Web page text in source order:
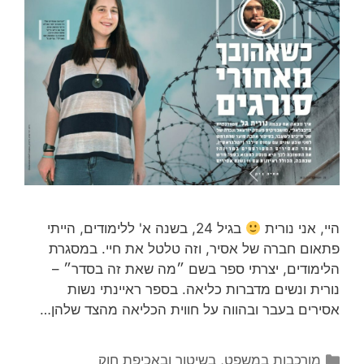
היי, אני נורית
בגיל 24, בשנה א' ללימודים, הייתי
פתאום חברה של אסיר, וזה טלטל את חיי. במסגרת
הלימודים, יצרתי ספר בשם ״מה שאת זה בסדר״ –
נורית ונשים מדברות כליאה. בספר ראיינתי נשות
אסירים בעבר ובהווה על חווית הכליאה מהצד שלהן…
קטגוריות
מורכבות במשפט, בשיטור ובאכיפת חוק